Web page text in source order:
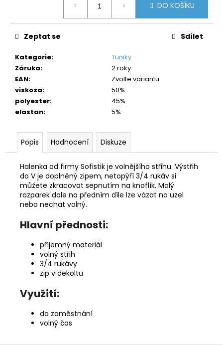
DO KOŠÍKU
Kategorie:
Tuniky
Záruka:
2 roky
EAN:
Zvolte variantu
viskoza:
50%
polyester:
45%
elastan: 5%
Zeptat se Sdílet
Popis Hodnocení Diskuze
Halenka od firmy Sofistik je volnějšího střihu. Výstřih
do V je doplněný zipem, netopýří 3/4 rukáv si
můžete zkracovat sepnutím na knoflík. Malý
rozparek dole na předním díle lze vázat na uzel
nebo nechat volný.
Hlavní přednosti:
příjemný materiál
volný střih
3/4 rukávy
zip v dekoltu
Využití:
do zaměstnání
volný čas